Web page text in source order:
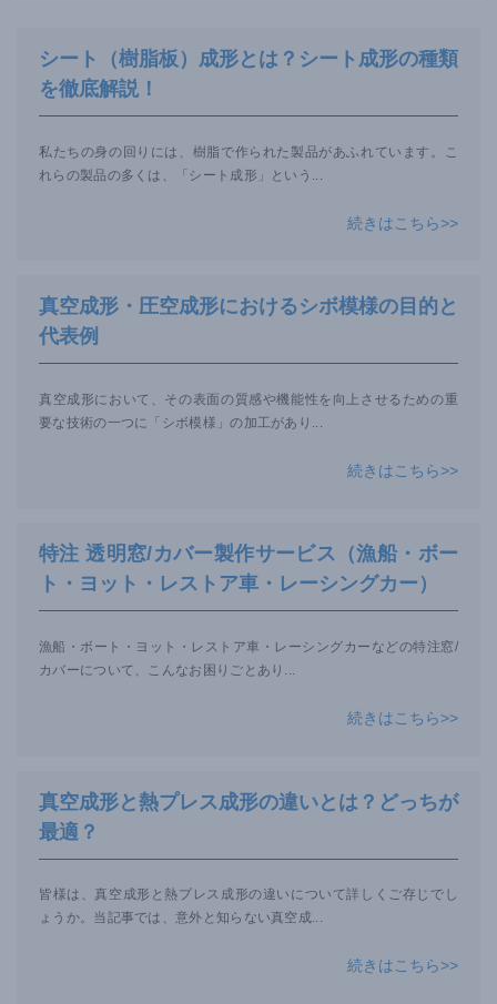
シート（樹脂板）成形とは？シート成形の種類
を徹底解説！
私たちの身の回りには、樹脂で作られた製品があふれています。こ
れらの製品の多くは、「シート成形」という
続きはこちら>>
真空成形・圧空成形におけるシボ模様の目的と
代表例
真空成形において、その表面の質感や機能性を向上させるための重
要な技術の一つに「シボ模様」の加工があり ...
続きはこちら>>
特注 透明窓/カバー製作サービス（漁船・ボー
ト・ヨット・レストア車・レーシングカー）
漁船・ボート・ヨット・レストア車・レーシングカーなどの特注窓/
カバーについて、こんなお困りごとあり ...
続きはこちら>>
真空成形と熱プレス成形の違いとは？どっちが
最適？
皆様は、真空成形と熱プレス成形の違いについて詳しくご存じでし
ょうか。当記事では、意外と知らない真空成...
続きはこちら>>